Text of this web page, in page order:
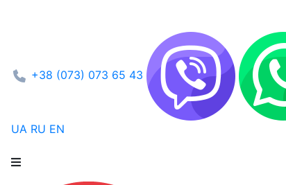
+38 (073) 073 65 43
UA RU EN